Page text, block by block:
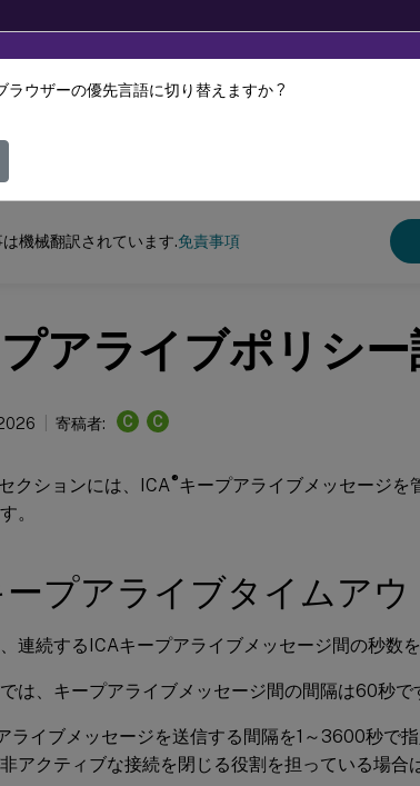
は動的に機械翻訳されています。
およびXenDesktop
は機械翻訳されています.免責事項
アライブポリシー
寄稿者: C C
クションには、ICA®キープアライブメッセージを
。
ープアライブタイムアウ
連続するICAキープアライブメッセージ間の秒数を
は、キープアライブメッセージ間の間隔は60秒で
ライブメッセージを送信する間隔を1～3600秒で
非アクティブな接続を閉じる役割を担っている場
ラウザーの優先言語に切り替えますか ?